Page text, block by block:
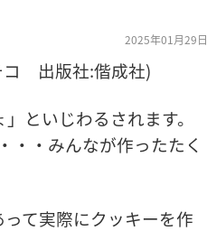
2025年01月29日
コ 出版社:偕成社)
といじわるされます。
・・みんなが作ったたく
て実際にクッキーを作